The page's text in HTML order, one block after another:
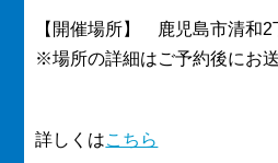
【開催場所】 鹿児島市清和2
※場所の詳細はご予約後にお
詳しくはこちら